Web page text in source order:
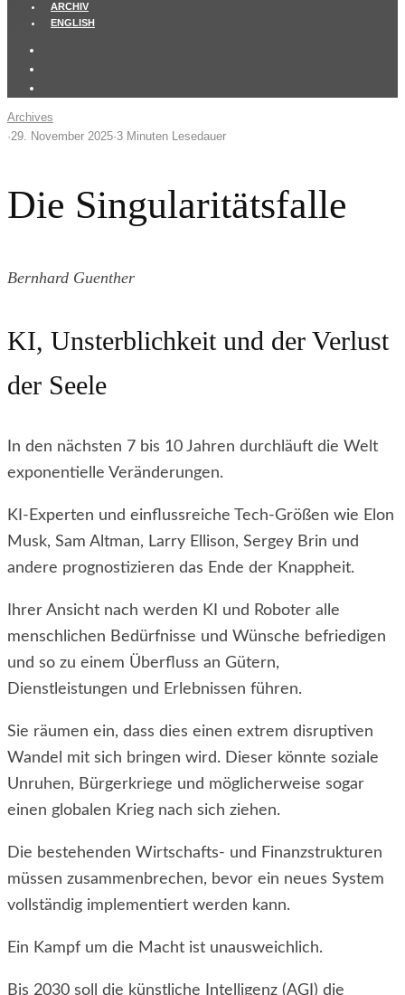
ARCHIV
ENGLISH
Archives
·29. November 2025·3 Minuten Lesedauer
Die Singularitätsfalle
Bernhard Guenther
KI, Unsterblichkeit und der Verlust
der Seele
In den nächsten 7 bis 10 Jahren durchläuft die Welt
exponentielle Veränderungen.
KI-Experten und einflussreiche Tech-Größen wie Elon
Musk, Sam Altman, Larry Ellison, Sergey Brin und
andere prognostizieren das Ende der Knappheit.
Ihrer Ansicht nach werden KI und Roboter alle
menschlichen Bedürfnisse und Wünsche befriedigen
und so zu einem Überfluss an Gütern,
Dienstleistungen und Erlebnissen führen.
Sie räumen ein, dass dies einen extrem disruptiven
Wandel mit sich bringen wird. Dieser könnte soziale
Unruhen, Bürgerkriege und möglicherweise sogar
einen globalen Krieg nach sich ziehen.
Die bestehenden Wirtschafts- und Finanzstrukturen
müssen zusammenbrechen, bevor ein neues System
vollständig implementiert werden kann.
Ein Kampf um die Macht ist unausweichlich.
Bis 2030 soll die künstliche Intelligenz (AGI) die